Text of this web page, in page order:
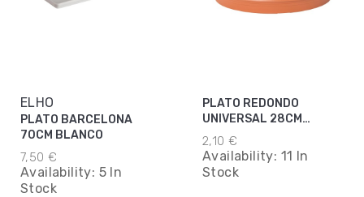
ELHO
PLATO BARCELONA
70CM BLANCO
7,50 €
Availability: 5 In
Stock
PLATO REDONDO
UNIVERSAL 28CM
TERRA
2,10 €
Availability: 11 In
Stock